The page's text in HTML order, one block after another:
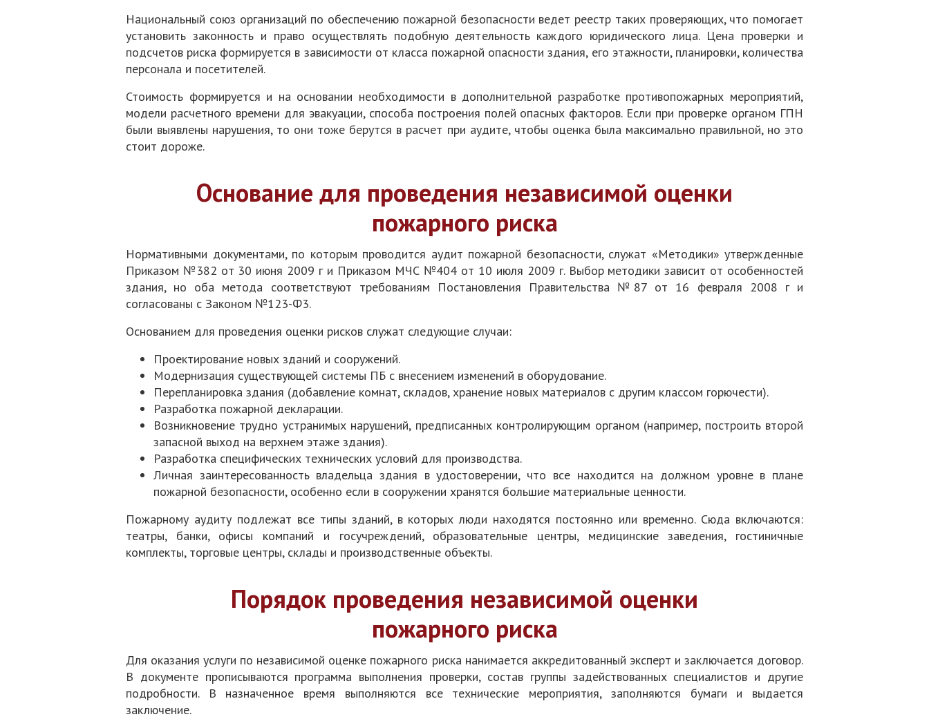
Национальный союз организаций по обеспечению пожарной безопасности ведет реестр таких проверяющих, что помогает
установить законность и право осуществлять подобную деятельность каждого юридического лица. Цена проверки и
подсчетов риска формируется в зависимости от класса пожарной опасности здания, его этажности, планировки, количества
персонала и посетителей.
Стоимость формируется и на основании необходимости в дополнительной разработке противопожарных мероприятий,
модели расчетного времени для эвакуации, способа построения полей опасных факторов. Если при проверке органом ГПН
были выявлены нарушения, то они тоже берутся в расчет при аудите, чтобы оценка была максимально правильной, но это
стоит дороже.
Основание для проведения независимой оценки
пожарного риска
Нормативными документами, по которым проводится аудит пожарной безопасности, служат «Методики» утвержденные
Приказом №382 от 30 июня 2009 г и Приказом МЧС №404 от 10 июля 2009 г. Выбор методики зависит от особенностей
здания, но оба метода соответствуют требованиям Постановления Правительства №87 от 16 февраля 2008 г и
согласованы с Законом №123-Ф3.
Основанием для проведения оценки рисков служат следующие случаи:
Проектирование новых зданий и сооружений.
Модернизация существующей системы ПБ с внесением изменений в оборудование.
Перепланировка здания (добавление комнат, складов, хранение новых материалов с другим классом горючести).
Разработка пожарной декларации.
Возникновение трудно устранимых нарушений, предписанных контролирующим органом (например, построить второй
запасной выход на верхнем этаже здания).
Разработка специфических технических условий для производства.
Личная заинтересованность владельца здания в удостоверении, что все находится на должном уровне в плане
пожарной безопасности, особенно если в сооружении хранятся большие материальные ценности.
Пожарному аудиту подлежат все типы зданий, в которых люди находятся постоянно или временно. Сюда включаются:
театры, банки, офисы компаний и госучреждений, образовательные центры, медицинские заведения, гостиничные
комплекты, торговые центры, склады и производственные объекты.
Порядок проведения независимой оценки
пожарного риска
Для оказания услуги по независимой оценке пожарного риска нанимается аккредитованный эксперт и заключается договор.
В документе прописываются программа выполнения проверки, состав группы задействованных специалистов и другие
подробности. В назначенное время выполняются все технические мероприятия, заполняются бумаги и выдается
заключение.